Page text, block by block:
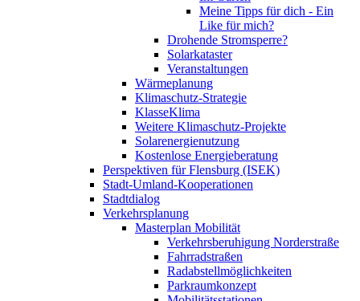
Meine Tipps für dich - Ein
Like für mich?
Drohende Stromsperre?
Solarkataster
Veranstaltungen
Wärmeplanung
Klimaschutz-Strategie
KlasseKlima
Weitere Klimaschutz-Projekte
Solarenergienutzung
Kostenlose Energieberatung
Perspektiven für Flensburg (ISEK)
Stadt-Umland-Kooperationen
Stadtdialog
Verkehrsplanung
Masterplan Mobilität
Verkehrsberuhigung Norderstraße
Fahrradstraßen
Radabstellmöglichkeiten
Parkraumkonzept